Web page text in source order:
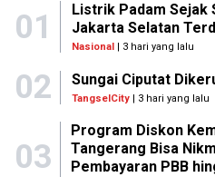
01
Listrik Padam Sejak
Jakarta Selatan
Nasional| 3 hari yang lalu
02 Sungai Ciputat
TangselCity | 3 hari yang lalu
03
Program Diskon
Tangerang Bisa
Pembayaran PBB